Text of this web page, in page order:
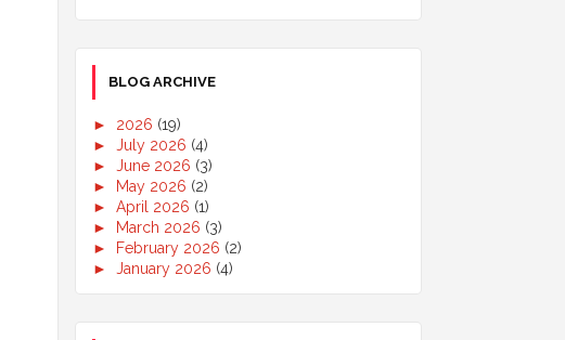
BLOG ARCHIVE
► 2026 (19)
► July 2026 (4)
► June 2026 (3)
►
May 2026 (2)
► April 2026 (1)
►
March 2026 (3)
►
February 2026 (2)
► January 2026 (4)